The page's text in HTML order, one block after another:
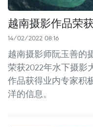
越南摄影作品荣
14/02/2022 08:16
越南摄影师阮玉善的
荣获2022年水下摄影
作品获得业内专家积
洋的信息。